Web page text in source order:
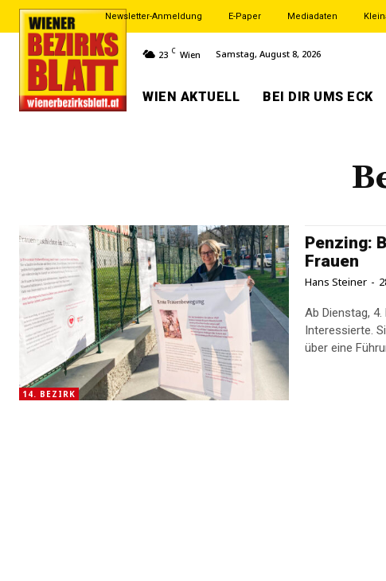
Newsletter-Anmeldung E-Paper Mediadaten
23 C Wien Samstag, August 8, 2026
WIEN AKTUELL BEI DIR UMS ECK
14. BEZIRK
Penzing:
Frauen
Hans Steiner -
Ab Dienstag,
Interessierte.
über eine